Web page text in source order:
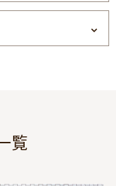
覧